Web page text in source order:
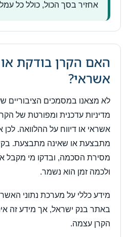
אחזיר בסך הכול, כולל כל
האם הקרן בודקת או
אשראי?
לא מצאנו במסמכים הציבוריים
מדיניות עדכנית ומפורטת של
אשראי או דיווח על ההלוואה. לכן
מתבצעת או שאינה מתבצעת.
מסירת הסכמה, ובדקו מי מקבל
ולכמה זמן הוא נשמר.
מידע כללי על מערכת נתוני
באתר בנק ישראל, אך מידע זה
הקרן עצמה.